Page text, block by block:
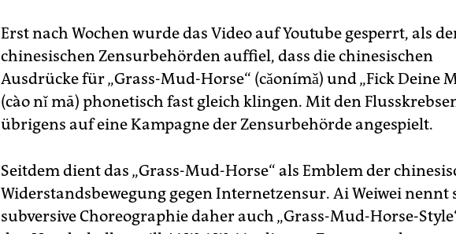
Erst nach Wochen wurde das Video auf Youtube gesperrt, als
chinesischen Zensurbehörden auffiel, dass die chinesischen
Ausdrücke für „Grass-Mud-Horse“ (cǎonímǎ) und „Fick Deine
(cào nǐ mā) phonetisch fast gleich klingen. Mit den
übrigens auf eine Kampagne der Zensurbehörde angespielt.
Seitdem dient das „Grass-Mud-Horse“ als Emblem der
Widerstandsbewegung gegen Internetzensur. Ai Weiwei nennt
subversive Choreographie daher auch „Grass-Mud-Horse-